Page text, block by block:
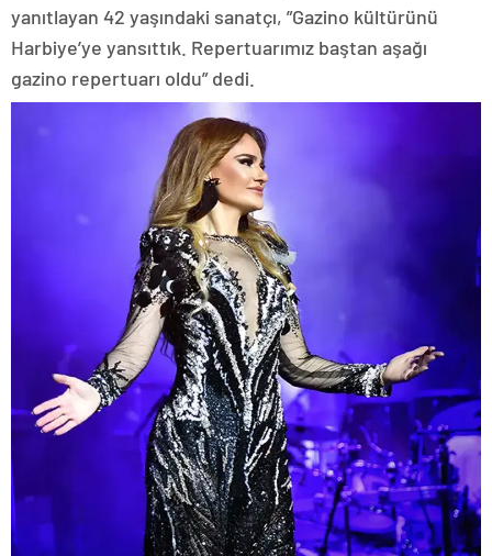
yanıtlayan 42 yaşındaki sanatçı, ”Gazino kültürünü
Harbiye’ye yansıttık. Repertuarımız baştan aşağı
gazino repertuarı oldu” dedi.